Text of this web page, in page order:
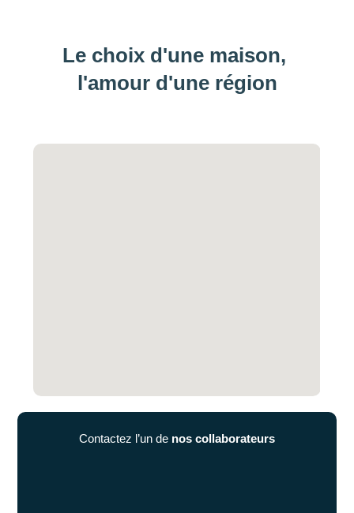
Le choix d'une maison,
l'amour d'une région
Contactez l’un de nos collaborateurs